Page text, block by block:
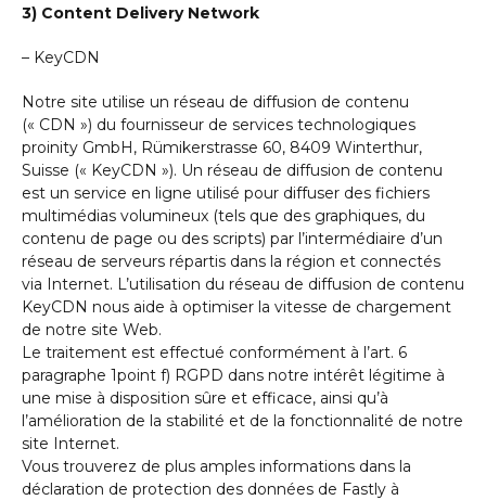
3) Content Delivery Network
– KeyCDN
Notre site utilise un réseau de diffusion de contenu
(« CDN ») du fournisseur de services technologiques
proinity GmbH, Rümikerstrasse 60, 8409 Winterthur,
Suisse (« KeyCDN »). Un réseau de diffusion de contenu
est un service en ligne utilisé pour diffuser des fichiers
multimédias volumineux (tels que des graphiques, du
contenu de page ou des scripts) par l’intermédiaire d’un
réseau de serveurs répartis dans la région et connectés
via Internet. L’utilisation du réseau de diffusion de contenu
KeyCDN nous aide à optimiser la vitesse de chargement
de notre site Web.
Le traitement est effectué conformément à l’art. 6
paragraphe 1point f) RGPD dans notre intérêt légitime à
une mise à disposition sûre et efficace, ainsi qu’à
l’amélioration de la stabilité et de la fonctionnalité de notre
site Internet.
Vous trouverez de plus amples informations dans la
déclaration de protection des données de Fastly à